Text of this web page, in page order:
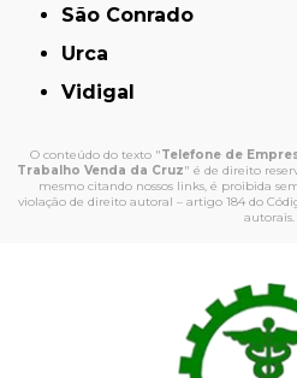
São Conrado
Urca
Vidigal
O conteúdo do texto "Telefone de
Trabalho Venda da Cruz" é de direito
mesmo citando nossos links, é proibida
violação de direito autoral – artigo 184 do
autorais.